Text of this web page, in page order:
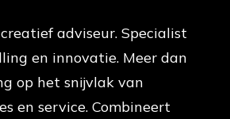
adviseur. Specialist
en innovatie. Meer dan
op het snijvlak van
en service. Combineert